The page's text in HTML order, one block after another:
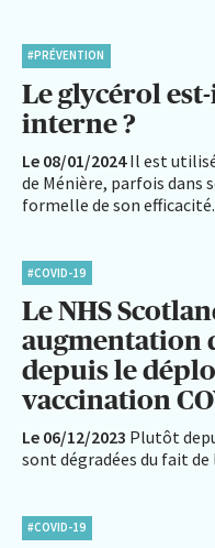
#PRÉVENTION
Le glycérol
interne ?
Le 08/01/2024 Il est
de Ménière, parfois dans
formelle de son efficacité.
#COVID-19
Le NHS
augmentation
depuis le
vaccination
Le 06/12/2023 Plutôt
sont dégradées du fait de
#COVID-19